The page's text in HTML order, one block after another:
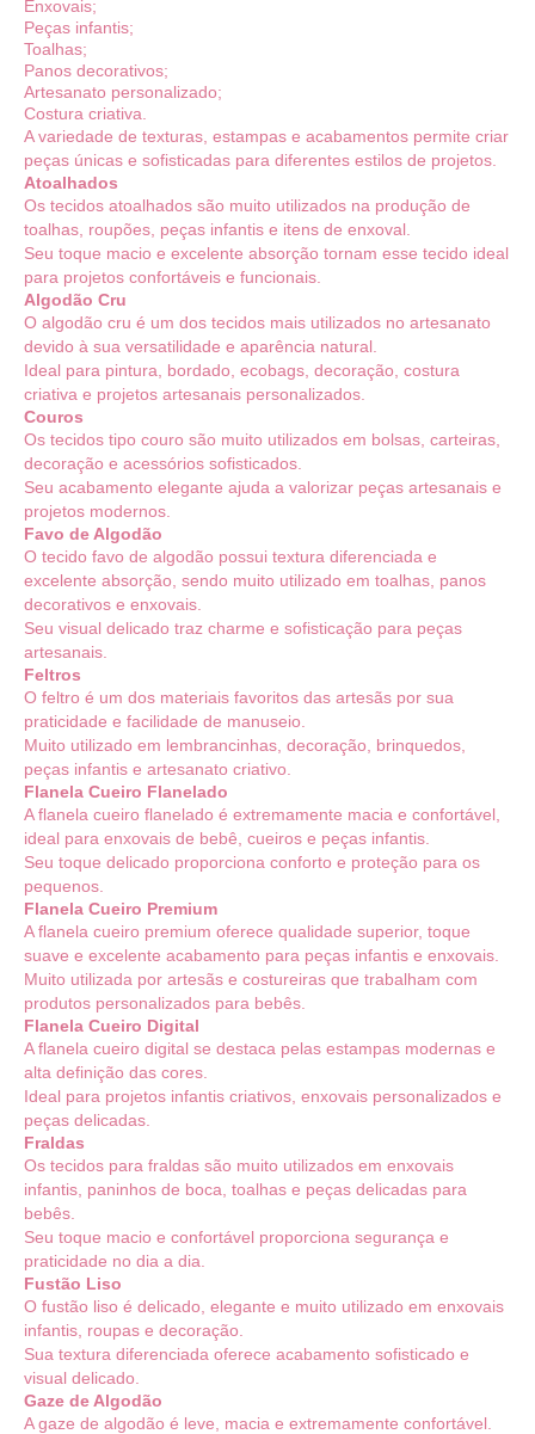
Enxovais;
Peças infantis;
Toalhas;
Panos decorativos;
Artesanato personalizado;
Costura criativa.
A variedade de texturas, estampas e acabamentos permite criar
peças únicas e sofisticadas para diferentes estilos de projetos.
Atoalhados
Os tecidos atoalhados são muito utilizados na produção de
toalhas, roupões, peças infantis e itens de enxoval.
Seu toque macio e excelente absorção tornam esse tecido ideal
para projetos confortáveis e funcionais.
Algodão Cru
O algodão cru é um dos tecidos mais utilizados no artesanato
devido à sua versatilidade e aparência natural.
Ideal para pintura, bordado, ecobags, decoração, costura
criativa e projetos artesanais personalizados.
Couros
Os tecidos tipo couro são muito utilizados em bolsas, carteiras,
decoração e acessórios sofisticados.
Seu acabamento elegante ajuda a valorizar peças artesanais e
projetos modernos.
Favo de Algodão
O tecido favo de algodão possui textura diferenciada e
excelente absorção, sendo muito utilizado em toalhas, panos
decorativos e enxovais.
Seu visual delicado traz charme e sofisticação para peças
artesanais.
Feltros
O feltro é um dos materiais favoritos das artesãs por sua
praticidade e facilidade de manuseio.
Muito utilizado em lembrancinhas, decoração, brinquedos,
peças infantis e artesanato criativo.
Flanela Cueiro Flanelado
A flanela cueiro flanelado é extremamente macia e confortável,
ideal para enxovais de bebê, cueiros e peças infantis.
Seu toque delicado proporciona conforto e proteção para os
pequenos.
Flanela Cueiro Premium
A flanela cueiro premium oferece qualidade superior, toque
suave e excelente acabamento para peças infantis e enxovais.
Muito utilizada por artesãs e costureiras que trabalham com
produtos personalizados para bebês.
Flanela Cueiro Digital
A flanela cueiro digital se destaca pelas estampas modernas e
alta definição das cores.
Ideal para projetos infantis criativos, enxovais personalizados e
peças delicadas.
Fraldas
Os tecidos para fraldas são muito utilizados em enxovais
infantis, paninhos de boca, toalhas e peças delicadas para
bebês.
Seu toque macio e confortável proporciona segurança e
praticidade no dia a dia.
Fustão Liso
O fustão liso é delicado, elegante e muito utilizado em enxovais
infantis, roupas e decoração.
Sua textura diferenciada oferece acabamento sofisticado e
visual delicado.
Gaze de Algodão
A gaze de algodão é leve, macia e extremamente confortável.